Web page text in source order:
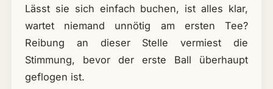
Lässt sie sich einfach buchen, ist alles klar,
wartet niemand unnötig am ersten Tee?
Reibung an dieser Stelle vermiest die
Stimmung, bevor der erste Ball überhaupt
geflogen ist.